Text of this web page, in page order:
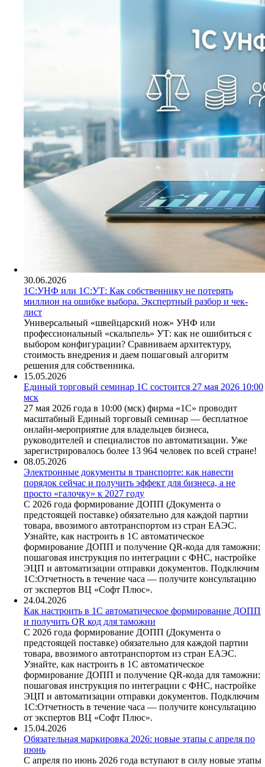
30.06.2026
1С:УНФ или 1С:УТ: Как собственнику не потерять
миллион на ошибке выбора. Экспертный разбор и чек-
лист
Универсальный «швейцарский нож» УНФ или
профессиональный «скальпель» УТ: как не ошибиться с
выбором конфигурации? Сравниваем архитектуру,
стоимость внедрения и даем пошаговый алгоритм
решения для собственника.
15.05.2026
Единый торговый семинар 1С состоится 27 мая 2026 10:00
мск
27 мая 2026 года в 10:00 (мск) фирма «1С» проводит
масштабный Единый торговый семинар — бесплатное
онлайн-мероприятие для владельцев бизнеса,
руководителей и специалистов по автоматизации. Уже
зарегистрировалось более 13 964 человек по всей стране!
08.05.2026
Электронные документы в транспорте: как навести
порядок сейчас и получить эффект для бизнеса, а не
просто «галочку» к 2027 году
С 2026 года формирование ДОПП (Документа о
предстоящей поставке) обязательно для каждой партии
товара, ввозимого автотранспортом из стран ЕАЭС.
Узнайте, как настроить в 1С автоматическое
формирование ДОПП и получение QR-кода для таможни:
пошаговая инструкция по интеграции с ФНС, настройке
ЭЦП и автоматизации отправки документов. Подключим
1С:Отчетность в течение часа — получите консультацию
от экспертов ВЦ «Софт Плюс».
24.04.2026
Как настроить в 1С автоматическое формирование ДОПП
и получить QR код для таможни
С 2026 года формирование ДОПП (Документа о
предстоящей поставке) обязательно для каждой партии
товара, ввозимого автотранспортом из стран ЕАЭС.
Узнайте, как настроить в 1С автоматическое
формирование ДОПП и получение QR-кода для таможни:
пошаговая инструкция по интеграции с ФНС, настройке
ЭЦП и автоматизации отправки документов. Подключим
1С:Отчетность в течение часа — получите консультацию
от экспертов ВЦ «Софт Плюс».
15.04.2026
Обязательная маркировка 2026: новые этапы с апреля по
июнь
С апреля по июнь 2026 года вступают в силу новые этапы